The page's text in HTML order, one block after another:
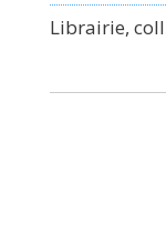
Librai­rie,